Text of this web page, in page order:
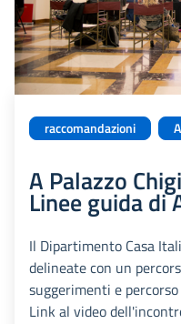
raccomandazioni
A Palazzo
Linee guida di
Il Dipartimento Casa
delineate con un
suggerimenti e
Link al video